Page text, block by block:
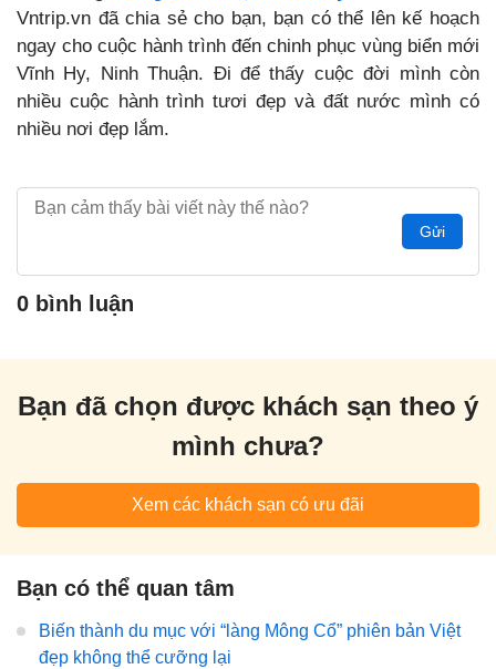
Vntrip.vn đã chia sẻ cho bạn, bạn có thể lên kế hoạch
ngay cho cuộc hành trình đến chinh phục vùng biển mới
Vĩnh Hy, Ninh Thuận. Đi để thấy cuộc đời mình còn
nhiều cuộc hành trình tươi đẹp và đất nước mình có
nhiều nơi đẹp lắm.
Gửi
0 bình luận
Bạn đã chọn được khách sạn theo ý
mình chưa?
Xem các khách sạn có ưu đãi
Bạn có thể quan tâm
Biến thành du mục với “làng Mông Cổ” phiên bản Việt
đẹp không thể cưỡng lại